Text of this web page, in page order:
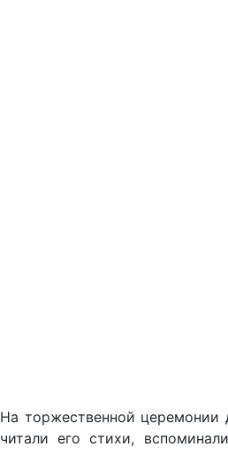
На торжественной церемонии
читали его стихи,